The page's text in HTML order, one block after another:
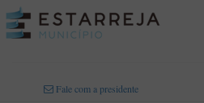
Fale com a presidente